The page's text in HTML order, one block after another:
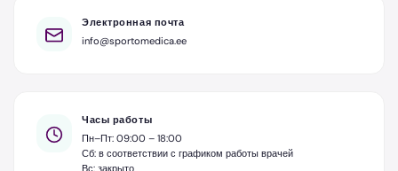
Электронная почта
info@sportomedica.ee
Часы работы
Пн–Пт: 09:00 – 18:00
Сб: в соответствии с графиком работы врачей
Вс: закрыто